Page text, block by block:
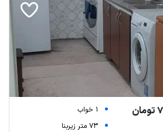
1 خواب
73 متر زیربنا